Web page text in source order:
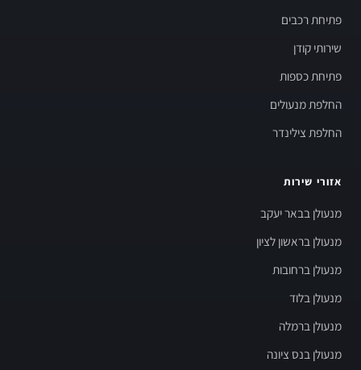
פתיחת רכבים
שירותי קודן
פתיחת כספות
החלפת מנעולים
החלפת צילינדר
אזורי שירות
מנעולן בבאר יעקב
מנעולן בראשון לציון
מנעולן ברחובות
מנעולן בלוד
מנעולן ברמלה
מנעולן בנס ציונה